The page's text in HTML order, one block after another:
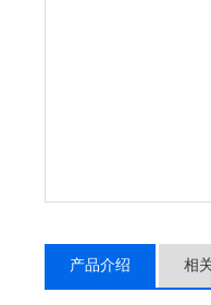
产品介绍 相